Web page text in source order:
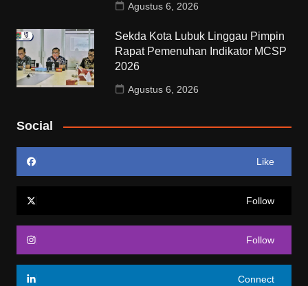
Agustus 6, 2026
Sekda Kota Lubuk Linggau Pimpin
Rapat Pemenuhan Indikator MCSP
2026
Agustus 6, 2026
Social
Like
Follow
Follow
Connect